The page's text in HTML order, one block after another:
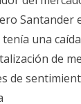
Santander
una
de
de